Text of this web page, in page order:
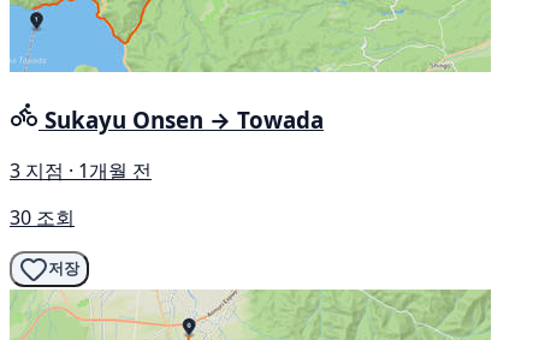
Sukayu Onsen → Towada
3 지점 · 1개월 전
30 조회
저장